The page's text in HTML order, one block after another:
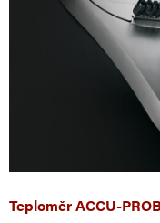
Teploměr ACCU-